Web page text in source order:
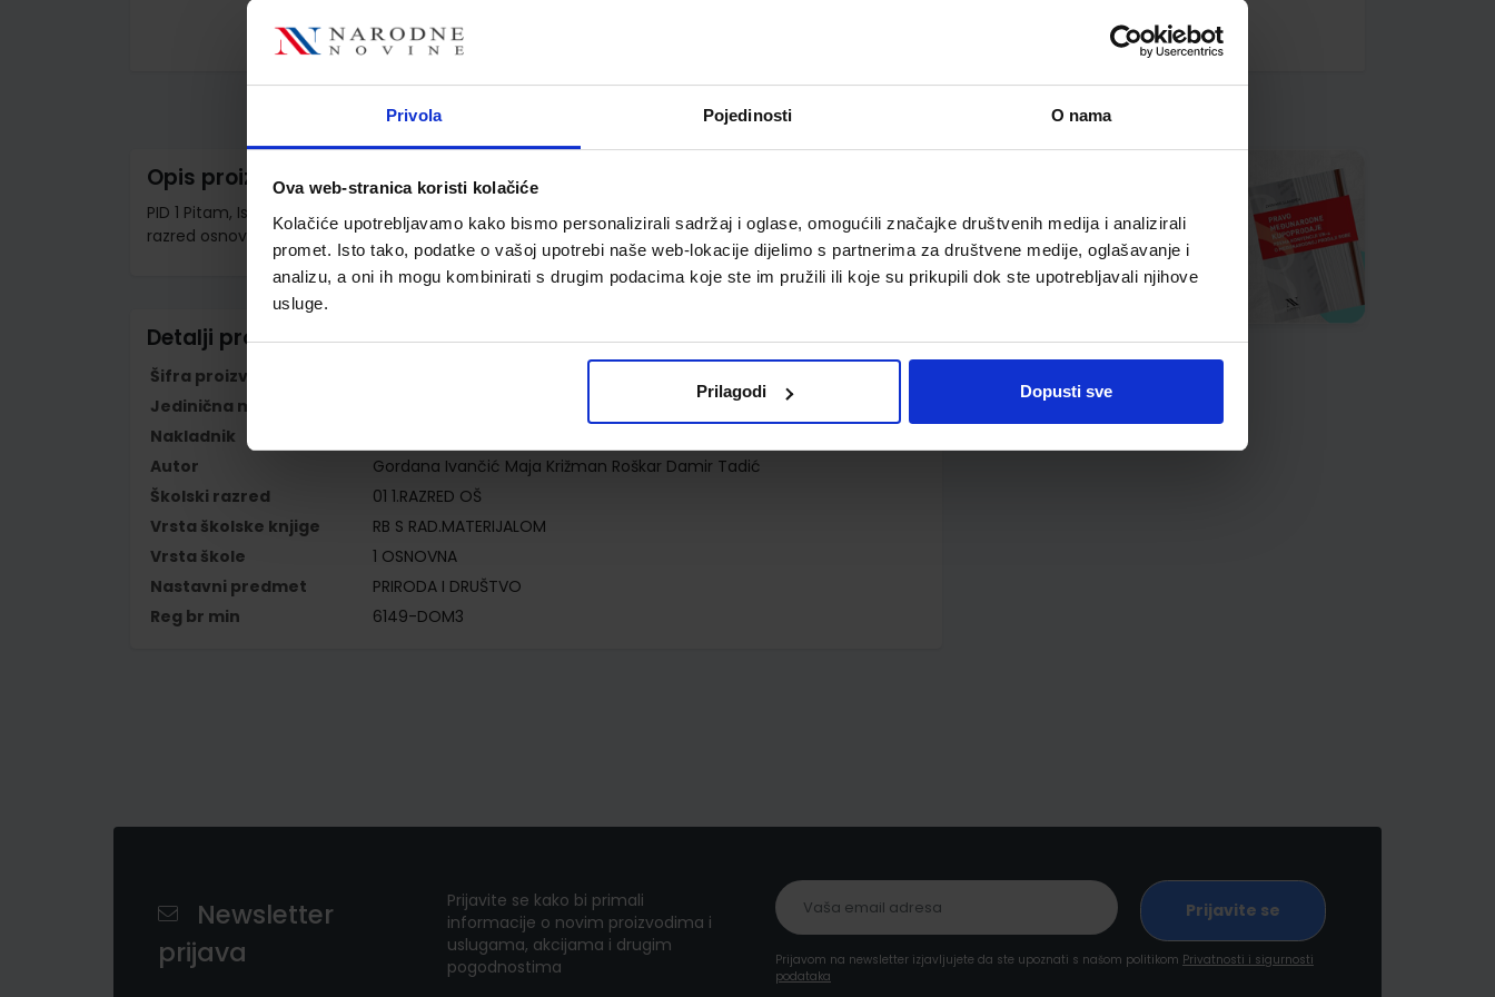
Privola Pojedinosti O nama
Ova web-stranica koristi kolačiće
Kolačiće upotrebljavamo kako bismo personalizirali sadržaj i oglase, omogućili značajke društvenih medija i analizirali
promet. Isto tako, podatke o vašoj upotrebi naše web-lokacije dijelimo s partnerima za društvene medije, oglašavanje i
analizu, a oni ih mogu kombinirati s drugim podacima koje ste im pružili ili koje su prikupili dok ste upotrebljavali njihove
usluge.
Prilagodi Dopusti sve
gallery
Opis proizvoda
PID 1 Pitam, Istražujem, Doznajem; (KUTIJA) (inter)aktivna radna bilježnica iz prirode i društva za prvi
razred osnovne škole
Detalji proizvoda
Šifra proizvoda
Jedinična mjera
Nakladnik
Autor
Gordana Ivančić Maja Križman Roškar Damir Tadić
Školski razred
01 1.RAZRED OŠ
Vrsta školske knjige
RB S RAD.MATERIJALOM
Vrsta škole
1 OSNOVNA
Nastavni predmet
PRIRODA I DRUŠTVO
Reg br min
6149-DOM3
Newsletter
prijava
Prijavite se kako bi primali
informacije o novim proizvodima i
uslugama, akcijama i drugim
pogodnostima
Prijavom na newsletter izjavljujete da ste upoznati s našom politikom Privatnosti i sigurnosti
podataka